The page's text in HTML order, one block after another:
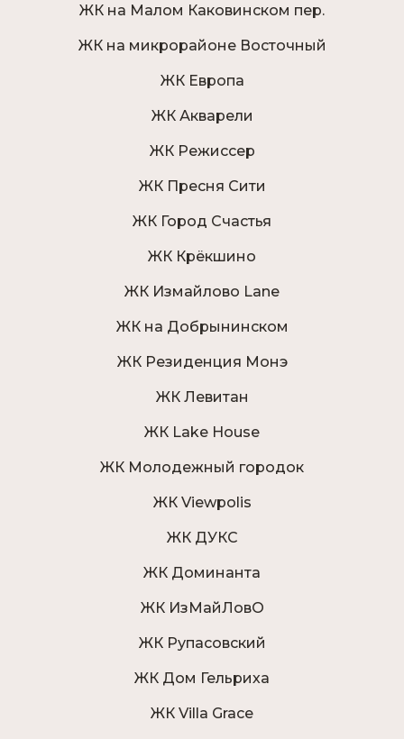
ЖК на Малом Каковинском пер.
ЖК на микрорайоне Восточный
ЖК Европа
ЖК Акварели
ЖК Режиссер
ЖК Пресня Сити
ЖК Город Счастья
ЖК Крёкшино
ЖК Измайлово Lane
ЖК на Добрынинском
ЖК Резиденция Монэ
ЖК Левитан
ЖК Lake House
ЖК Молодежный городок
ЖК Viewpolis
ЖК ДУКС
ЖК Доминанта
ЖК ИзМайЛовО
ЖК Рупасовский
ЖК Дом Гельриха
ЖК Villa Grace